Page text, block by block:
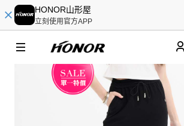
HONOR山形屋
立刻使用官方APP